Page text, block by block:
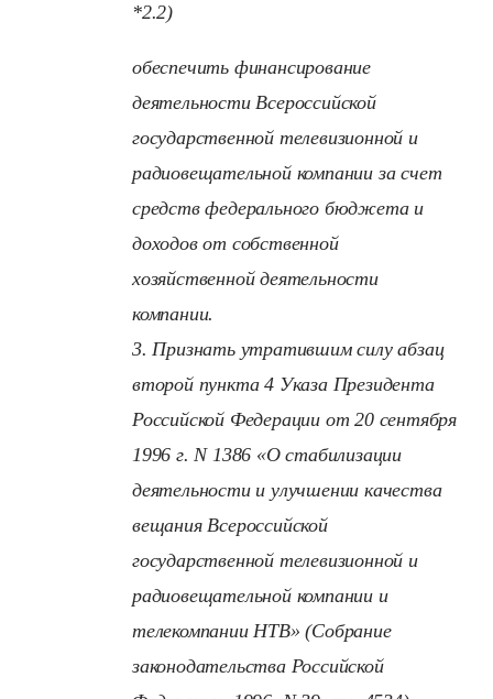
*2.2)
обеспечить финансирование
деятельности Всероссийской
государственной телевизионной и
радиовещательной компании за счет
средств федерального бюджета и
доходов от собственной
хозяйственной деятельности
компании.
3. Признать утратившим силу абзац
второй пункта 4 Указа Президента
Российской Федерации от 20 сентября
1996 г. N 1386 «О стабилизации
деятельности и улучшении качества
вещания Всероссийской
государственной телевизионной и
радиовещательной компании и
телекомпании НТВ» (Собрание
законодательства Российской